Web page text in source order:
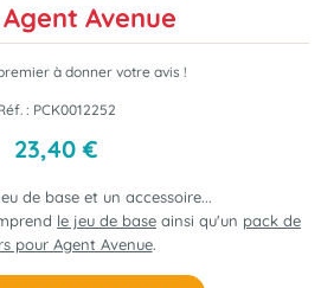
Avenue
à donner votre avis !
: PCK0012252
23,40 €
de base et un accessoire...
le jeu de base ainsi qu'un pack de
pour Agent Avenue.